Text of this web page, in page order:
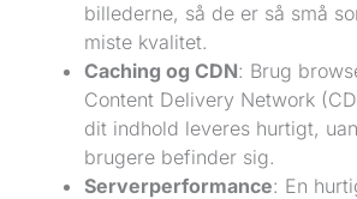
billederne, så de er så små
miste kvalitet.
Caching og CDN: Brug
Content Delivery Network
dit indhold leveres hurtigt,
brugere befinder sig.
Serverperformance: En